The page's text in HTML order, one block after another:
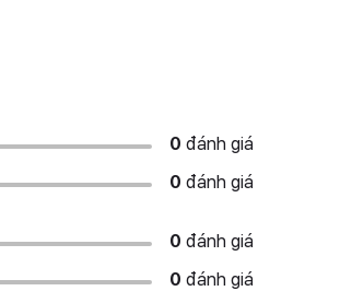
0 đánh giá
0 đánh giá
0 đánh giá
0 đánh giá